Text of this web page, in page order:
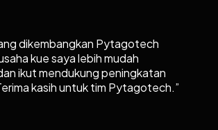
dikembangkan Pytagotech
kue saya lebih mudah
ikut mendukung peningkatan
kasih untuk tim Pytagotech.”